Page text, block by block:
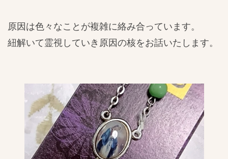
原因は色々なことが複雑に絡み合っています。
紐解いて霊視していき原因の核をお話いたします。